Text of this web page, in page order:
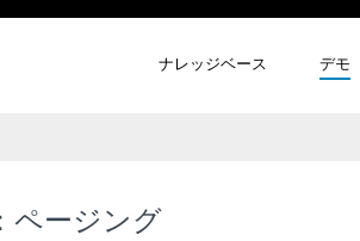
ナレッジベース デモ
ページング